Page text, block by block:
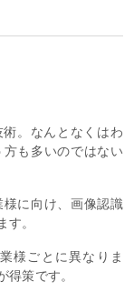
。なんとなくはわ
も多いのではない
に向け、画像認識
す。
様ごとに異なりま
策です。